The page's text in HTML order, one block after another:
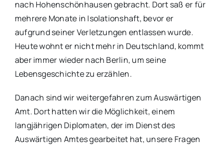
nach Hohenschönhausen gebracht. Dort saß er für
mehrere Monate in Isolationshaft, bevor er
aufgrund seiner Verletzungen entlassen wurde.
Heute wohnt er nicht mehr in Deutschland, kommt
aber immer wieder nach Berlin, um seine
Lebensgeschichte zu erzählen.
Danach sind wir weitergefahren zum Auswärtigen
Amt. Dort hatten wir die Möglichkeit, einem
langjährigen Diplomaten, der im Dienst des
Auswärtigen Amtes gearbeitet hat, unsere Fragen